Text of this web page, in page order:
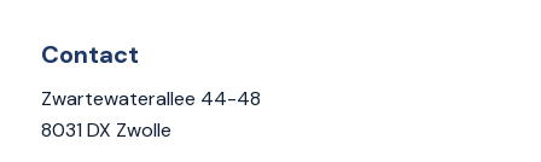
Contact
Zwartewaterallee 44-48
8031 DX Zwolle